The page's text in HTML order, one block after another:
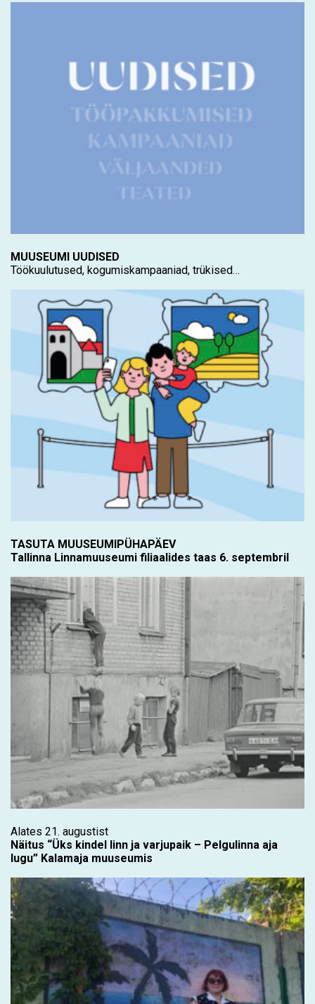
MUUSEUMI UUDISED
Töökuulutused, kogumiskampaaniad, trükised…
TASUTA MUUSEUMIPÜHAPÄEV
Tallinna Linnamuuseumi filiaalides taas 6. septembril
Alates 21. augustist
Näitus “Üks kindel linn ja varjupaik – Pelgulinna aja
lugu” Kalamaja muuseumis